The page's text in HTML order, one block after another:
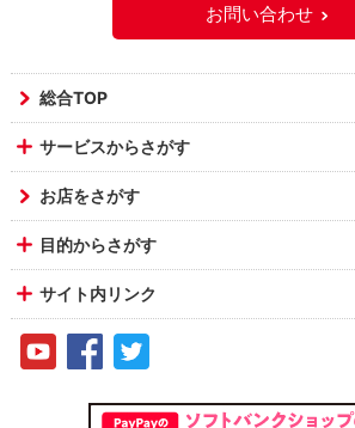
お問い合わせ
総合TOP
サービスからさがす
お店をさがす
目的からさがす
サイト内リンク